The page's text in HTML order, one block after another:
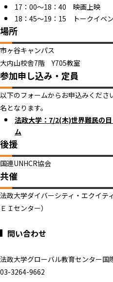
17：00～18：40 映画上映
18：45～19：15 トークイベ
場所
市ヶ谷キャンパス
大内山校舎7階 Y705教室
参加申し込み・定員
以下のフォームからお申込みくだ
名となります。
法政大学：7/2(木)世界難民の
ム
後援
国連UNHCR協会
共催
法政大学ダイバーシティ・エクイテ
ＥＩセンター）
問い合わせ
法政大学グローバル教育センター国
03-3264-9662